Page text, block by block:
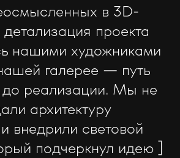
в 3D-
проекта
нашими художниками
галерее — путь
реализации. Мы не
архитектуру
внедрили световой
подчеркнул идею ]